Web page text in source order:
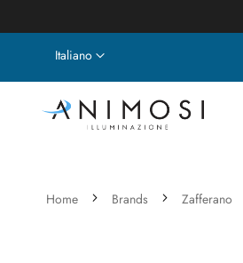
Lingua
Italiano
Home Brands Zafferano